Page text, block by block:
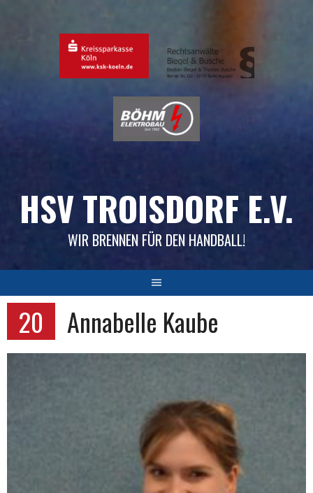
HSV TROISDORF E.V.
WIR BRENNEN FÜR DEN HANDBALL!
20 Annabelle Kaube